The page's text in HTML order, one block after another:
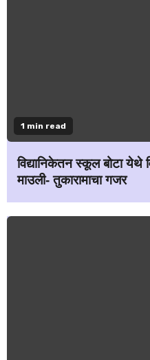
1 min read
विद्यानिकेतन स्कूल बोटा येथे
माउली- तुकारामाचा गजर